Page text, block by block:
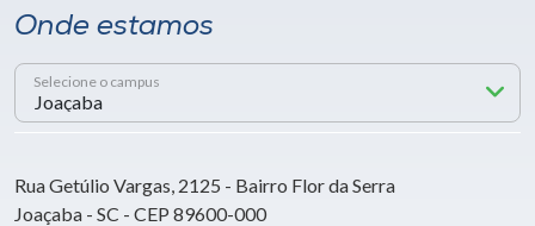
Onde estamos
Selecione o campus
Rua Getúlio Vargas, 2125 - Bairro Flor da Serra
Joaçaba - SC - CEP 89600-000